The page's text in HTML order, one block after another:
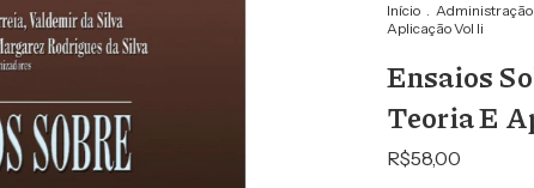
Início . Administração
Aplicação Vol Ii
Ensaios
Teoria E
R$58,00